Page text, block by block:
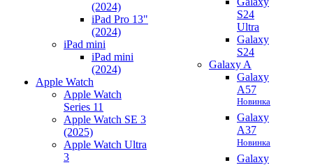
(2024)
iPad Pro 13"
(2024)
iPad mini
iPad mini
(2024)
Apple Watch
Apple Watch
Series 11
Apple Watch SE 3
(2025)
Apple Watch Ultra
3
S24
Ultra
Galaxy
S24
Galaxy A
Galaxy
A57
Новинка
Galaxy
A37
Новинка
Galaxy